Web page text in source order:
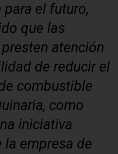
para el futuro,
que las
atención
de reducir el
combustible
como
iniciativa
la empresa de